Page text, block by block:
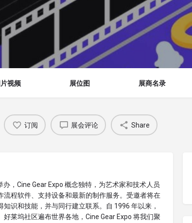
视频 展位图 展商名录
订阅 展会评论 Share
，Cine Gear Expo 概念独特，为艺术家和技术人员
程软件、支持设备和最新的制作服务。受邀者将在
识和技能，并与同行建立联系。自 1996 年以来，
莱坞社区遍布世界各地，Cine Gear Expo 将我们聚